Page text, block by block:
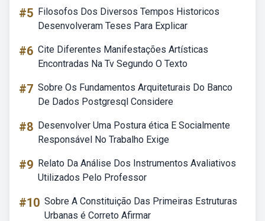
#5 Filosofos Dos Diversos Tempos Historicos
Desenvolveram Teses Para Explicar
#6 Cite Diferentes Manifestações Artísticas
Encontradas Na Tv Segundo O Texto
#7 Sobre Os Fundamentos Arquiteturais Do Banco
De Dados Postgresql Considere
#8 Desenvolver Uma Postura ética E Socialmente
Responsável No Trabalho Exige
#9 Relato Da Análise Dos Instrumentos Avaliativos
Utilizados Pelo Professor
#10 Sobre A Constituição Das Primeiras Estruturas
Urbanas é Correto Afirmar